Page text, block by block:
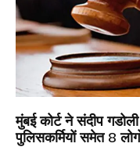
मुंबई कोर्ट ने संदीप
पुलिसकर्मियों समेत 8